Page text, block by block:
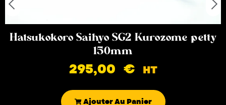
Hatsukokoro Saihyo SG2 Kurozome petty
150mm
295,00 € HT
Ajouter Au Panier